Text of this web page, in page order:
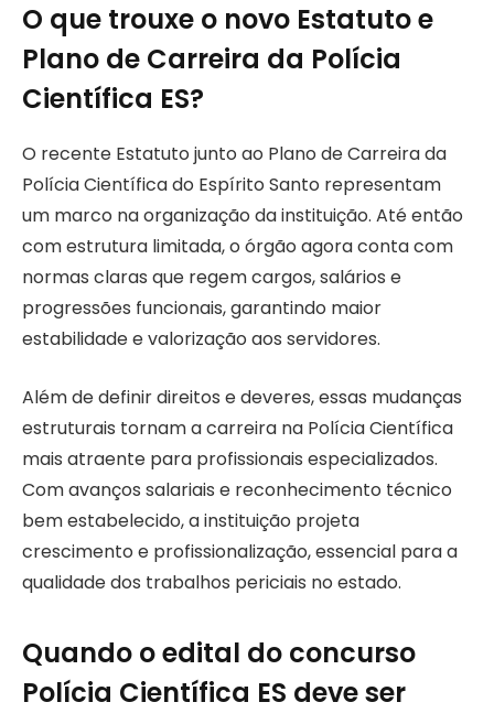
O que trouxe o novo Estatuto e
Plano de Carreira da Polícia
Científica ES?
O recente Estatuto junto ao Plano de Carreira da
Polícia Científica do Espírito Santo representam
um marco na organização da instituição. Até então
com estrutura limitada, o órgão agora conta com
normas claras que regem cargos, salários e
progressões funcionais, garantindo maior
estabilidade e valorização aos servidores.
Além de definir direitos e deveres, essas mudanças
estruturais tornam a carreira na Polícia Científica
mais atraente para profissionais especializados.
Com avanços salariais e reconhecimento técnico
bem estabelecido, a instituição projeta
crescimento e profissionalização, essencial para a
qualidade dos trabalhos periciais no estado.
Quando o edital do concurso
Polícia Científica ES deve ser